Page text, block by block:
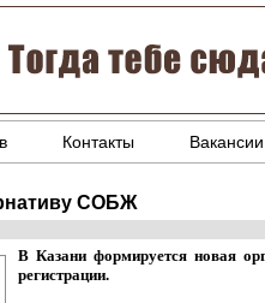
Контакты Вакансии
СОБЖ
В Казани формируется новая
регистрации.